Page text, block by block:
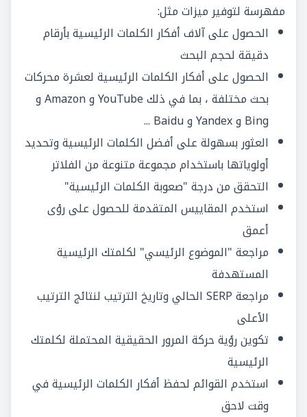
مفهرسة لتوفير ميزات مثل:
الحصول على آلاف أفكار الكلمات الرئيسية بأرقام
دقيقة لحجم البحث
الحصول على أفكار الكلمات الرئيسية لعشرة محركات
بحث مختلفة ، بما في ذلك YouTube و Amazon و
Bing و Yandex و Baidu ...
العثور بسهولة على أفضل الكلمات الرئيسية وتحديد
أولوياتها باستخدام مجموعة متنوعة من الفلاتر
التحقق من درجة "صعوبة الكلمات الرئيسية"
استخدم المقاييس المتقدمة للحصول على رؤى
أعمق
مراجعة "الموضوع الرئيسي" لكلمتك الرئيسية
المستهدفة
مراجعة SERP الحالي وتاريخ الترتيب لنتائج الترتيب
الأعلى
تكوين رؤية حركة المرور الحقيقية المحتملة لكلمتك
الرئيسية
استخدم القوائم لحفظ أفكار الكلمات الرئيسية في
وقت لاحق